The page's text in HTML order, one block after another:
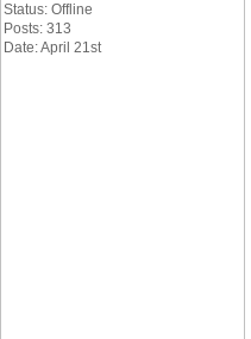
Status: Offline
Posts: 313
Date: April 21st